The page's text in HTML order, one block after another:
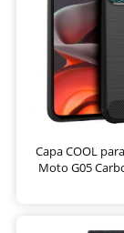
Capa COOL
Moto G05